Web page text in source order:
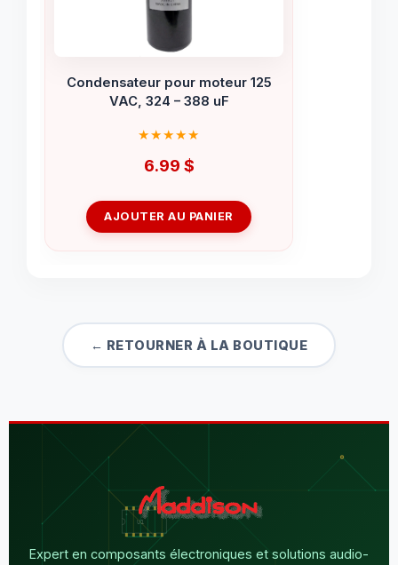
Condensateur pour moteur 125
VAC, 324 – 388 uF
6.99 $
AJOUTER AU PANIER
← RETOURNER À LA BOUTIQUE
Expert en composants électroniques et solutions audio-